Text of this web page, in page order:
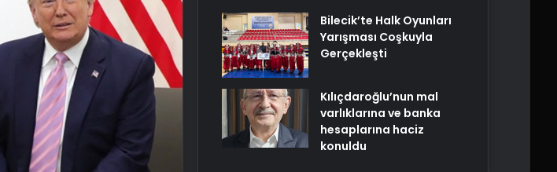
Bilecik’te Halk Oyunları
Yarışması Coşkuyla
Gerçekleşti
Kılıçdaroğlu’nun mal
varlıklarına ve banka
hesaplarına haciz
konuldu